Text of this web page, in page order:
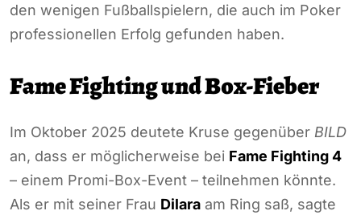
den wenigen Fußballspielern, die auch im Poker
professionellen Erfolg gefunden haben.
Fame Fighting und Box-Fieber
Im Oktober 2025 deutete Kruse gegenüber BILD
an, dass er möglicherweise bei Fame Fighting 4
– einem Promi-Box-Event – teilnehmen könnte.
Als er mit seiner Frau Dilara am Ring saß, sagte